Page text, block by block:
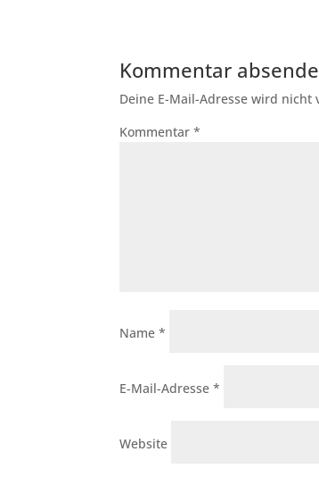
Kommentar
Deine E-Mail-Adresse wird nicht
Kommentar*
Name*
E-Mail-Adresse*
Website